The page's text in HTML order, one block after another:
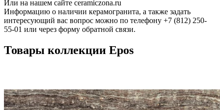
Или на нашем сайте ceramiczona.ru
Информацию о наличии керамогранита, а также задать
интересующий вас вопрос можно по телефону +7 (812) 250-
55-01 или через форму обратной связи.
Товары коллекции Epos